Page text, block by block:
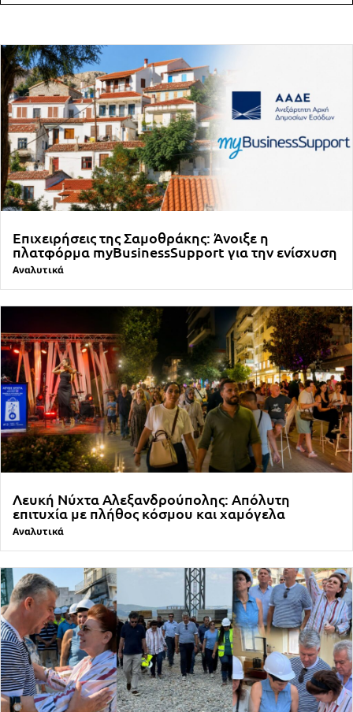
Επιχειρήσεις της Σαμοθράκης: Άνοιξε η
πλατφόρμα myBusinessSupport για την ενίσχυση
Αναλυτικά
Λευκή Νύχτα Αλεξανδρούπολης: Απόλυτη
επιτυχία με πλήθος κόσμου και χαμόγελα
Αναλυτικά